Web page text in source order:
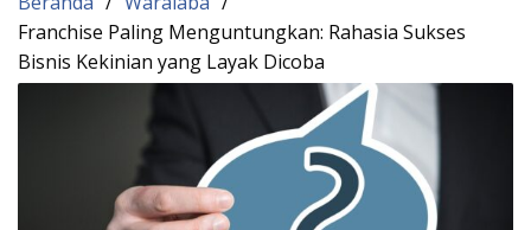
Franchise Paling Menguntungkan: Rahasia Sukses
Bisnis Kekinian yang Layak Dicoba